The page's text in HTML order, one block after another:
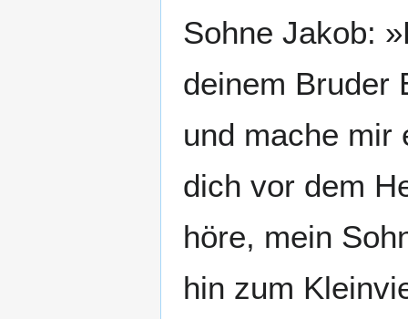
Sohne Jakob:
deinem Bruder
und mache mir
dich vor dem
höre, mein
hin zum